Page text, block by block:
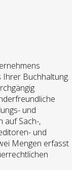
Ihrer Buchhaltung.
und
auf Sach-,
und
Mengen erfasst